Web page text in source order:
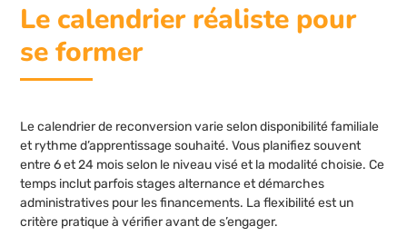
Le calendrier réaliste pour
se former
Le calendrier de reconversion varie selon disponibilité familiale
et rythme d’apprentissage souhaité. Vous planifiez souvent
entre 6 et 24 mois selon le niveau visé et la modalité choisie. Ce
temps inclut parfois stages alternance et démarches
administratives pour les financements. La flexibilité est un
critère pratique à vérifier avant de s’engager.